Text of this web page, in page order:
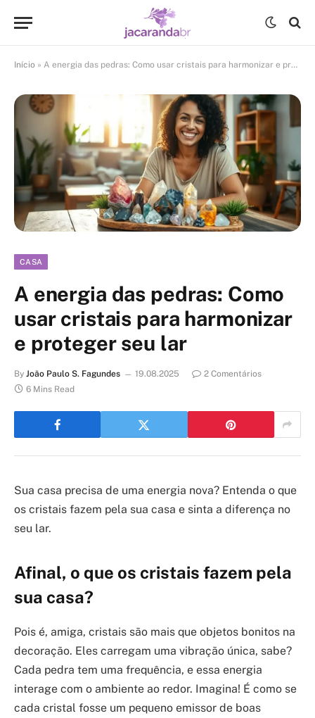
Início » A energia das pedras: Como usar cristais para harmonizar e proteger seu lar
CASA
A energia das pedras: Como
usar cristais para harmonizar
e proteger seu lar
By João Paulo S. Fagundes 19.08.2025
2 Comentários
6 Mins Read
Sua casa precisa de uma energia nova? Entenda o que
os cristais fazem pela sua casa e sinta a diferença no
seu lar.
Afinal, o que os cristais fazem pela
sua casa?
Pois é, amiga, cristais são mais que objetos bonitos na
decoração. Eles carregam uma vibração única, sabe?
Cada pedra tem uma frequência, e essa energia
interage com o ambiente ao redor. Imagina! É como se
cada cristal fosse um pequeno emissor de boas